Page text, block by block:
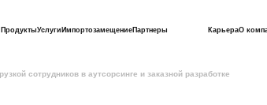
ПродуктыУслугиИмпортозамещениеПартнеры КарьераО
сотрудников в аутсорсинге и заказной разработке